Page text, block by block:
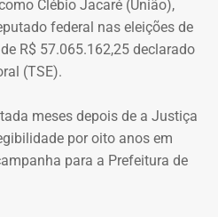
básicas das famílias. Desde
faltou comida. Só o que falta
morar. Queremos fazer
que nunca foi cumprido”
do Rio de Janeiro
e solidariedade e lembrou
pelo direito à moradia com
Clébio Jacaré (União),
federal nas eleições de
R$ 57.065.162,25 declarado
(TSE).
meses depois de a Justiça
por oito anos em
para a Prefeitura de